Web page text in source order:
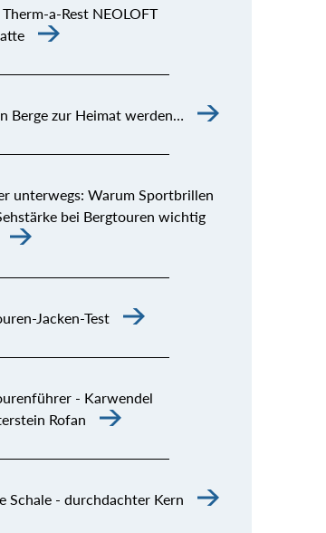
Therm-a-Rest NEOLOFT
Berge zur Heimat werden…
unterwegs: Warum Sportbrillen
bei Bergtouren wichtig
Jacken-Test
- Karwendel
Rofan
Schale - durchdachter Kern